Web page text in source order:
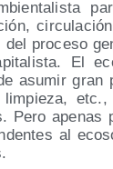
pro­ce­so
El
asu­mir
Pero ape­nas
al